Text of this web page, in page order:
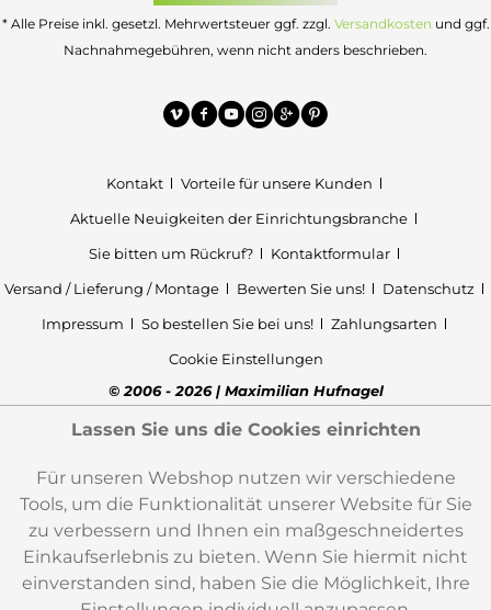
* Alle Preise inkl. gesetzl. Mehrwertsteuer ggf. zzgl. Versandkosten und ggf.
Nachnahmegebühren, wenn nicht anders beschrieben.
Kontakt
Vorteile für unsere Kunden
Aktuelle Neuigkeiten der Einrichtungsbranche
Sie bitten um Rückruf?
Kontaktformular
Versand / Lieferung / Montage
Bewerten Sie uns!
Datenschutz
Impressum
So bestellen Sie bei uns!
Zahlungsarten
Cookie Einstellungen
© 2006 - 2026 | Maximilian Hufnagel
Lassen Sie uns die Cookies einrichten
Für unseren Webshop nutzen wir verschiedene
Tools, um die Funktionalität unserer Website für Sie
zu verbessern und Ihnen ein maßgeschneidertes
Einkaufserlebnis zu bieten. Wenn Sie hiermit nicht
einverstanden sind, haben Sie die Möglichkeit, Ihre